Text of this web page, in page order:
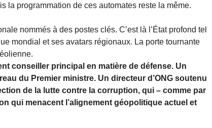
la programmation de ces automates reste la même.
nommés à des postes clés. C’est là l’État profond tel
mondial et ses avatars régionaux. La porte tournante
conseiller principal en matière de défense. Un
du Premier ministre. Un directeur d’ONG soutenu
de la lutte contre la corruption, qui – comme par
qui menacent l’alignement géopolitique actuel et